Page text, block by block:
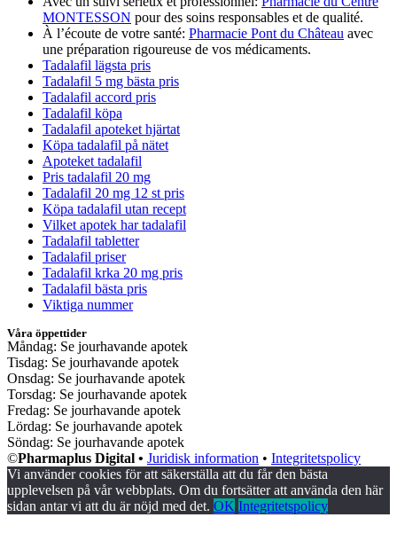
MONTESSON pour des soins responsables et de qualité.
À l’écoute de votre santé: Pharmacie Pont du Château avec
une préparation rigoureuse de vos médicaments.
Tadalafil lägsta pris
Tadalafil 5 mg bästa pris
Tadalafil accord pris
Tadalafil köpa
Tadalafil apoteket hjärtat
Köpa tadalafil på nätet
Apoteket tadalafil
Pris tadalafil 20 mg
Tadalafil 20 mg 12 st pris
Köpa tadalafil utan recept
Vilket apotek har tadalafil
Tadalafil tabletter
Tadalafil priser
Tadalafil krka 20 mg pris
Tadalafil bästa pris
Viktiga nummer
Våra öppettider
Måndag: Se jourhavande apotek
Tisdag: Se jourhavande apotek
Onsdag: Se jourhavande apotek
Torsdag: Se jourhavande apotek
Fredag: Se jourhavande apotek
Lördag: Se jourhavande apotek
Söndag: Se jourhavande apotek
©Pharmaplus Digital • Juridisk information • Integritetspolicy
Vi använder cookies för att säkerställa att du får den bästa
upplevelsen på vår webbplats. Om du fortsätter att använda den här
sidan antar vi att du är nöjd med det. OK Integritetspolicy